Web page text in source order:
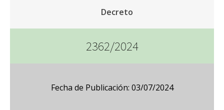
Decreto
2362/2024
Fecha de Publicación: 03/07/2024